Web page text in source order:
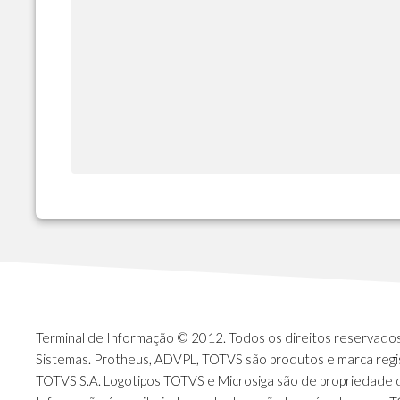
Terminal de Informação © 2012. Todos os direitos
Sistemas. Protheus, ADVPL, TOTVS são produtos e marca
TOTVS S.A. Logotipos TOTVS e Microsiga são de propriedade